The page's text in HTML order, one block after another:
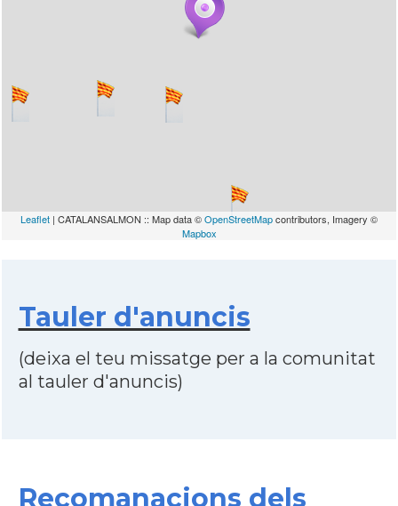
Leaflet | CATALANSALMON :: Map data ©OpenStreetMapcontributors, Imagery ©
Mapbox
Tauler d'anuncis
(deixa el teu missatge per a la comunitat
al tauler d'anuncis)
Recomanacions dels